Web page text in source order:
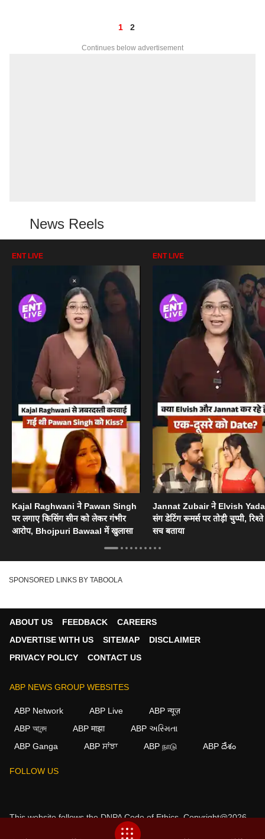
1 2
Continues below advertisement
News Reels
ENT LIVE
Kajal Raghwani ने Pawan Singh
पर लगाए किसिंग सीन को लेकर गंभीर
आरोप, Bhojpuri Bawaal में खुलासा
ENT LIVE
Jannat Zubair ने Elvish
संग डेटिंग रूमर्स पर तोड़ी चुप्पी,
सच बताया
SPONSORED LINKS BY TABOOLA
ABOUT US FEEDBACK
CAREERS
ADVERTISE WITH US
SITEMAP
DISCLAIMER
PRIVACY POLICY
CONTACT US
ABP NEWS GROUP WEBSITES
ABP Network ABP Live
ABP न्यूज़
ABP আনন্দ
ABP माझा
ABP અસ્મિતા
ABP Ganga
ABP ਸਾਂਝਾ ABP நாடு ABP దేశం
FOLLOW US
This website follows theDNPA Code of Ethics.Copyright@2026.
We use cookies to improve your experience, analyze